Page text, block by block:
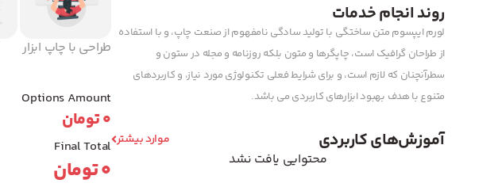
روند انجام خدمات
لورم ایپسوم متن ساختگی با تولید سادگی نامفهوم از صنعت چاپ، و با استفاده
از طراحان گرافیک است، چاپگرها و متون بلکه روزنامه و مجله در ستون و
سطرآنچنان که لازم است، و برای شرایط فعلی تکنولوژی مورد نیاز، و کاربردهای
متنوع با هدف بهبود ابزارهای کاربردی می باشد.
آموزش‌های کاربردی موارد بیشتر
محتوایی یافت نشد
طراحی با چاپ ابزار
Options Amount
0تومان
Final Total
0تومان